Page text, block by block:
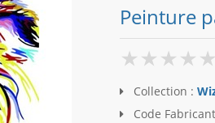
Peinture
Collection :
Code